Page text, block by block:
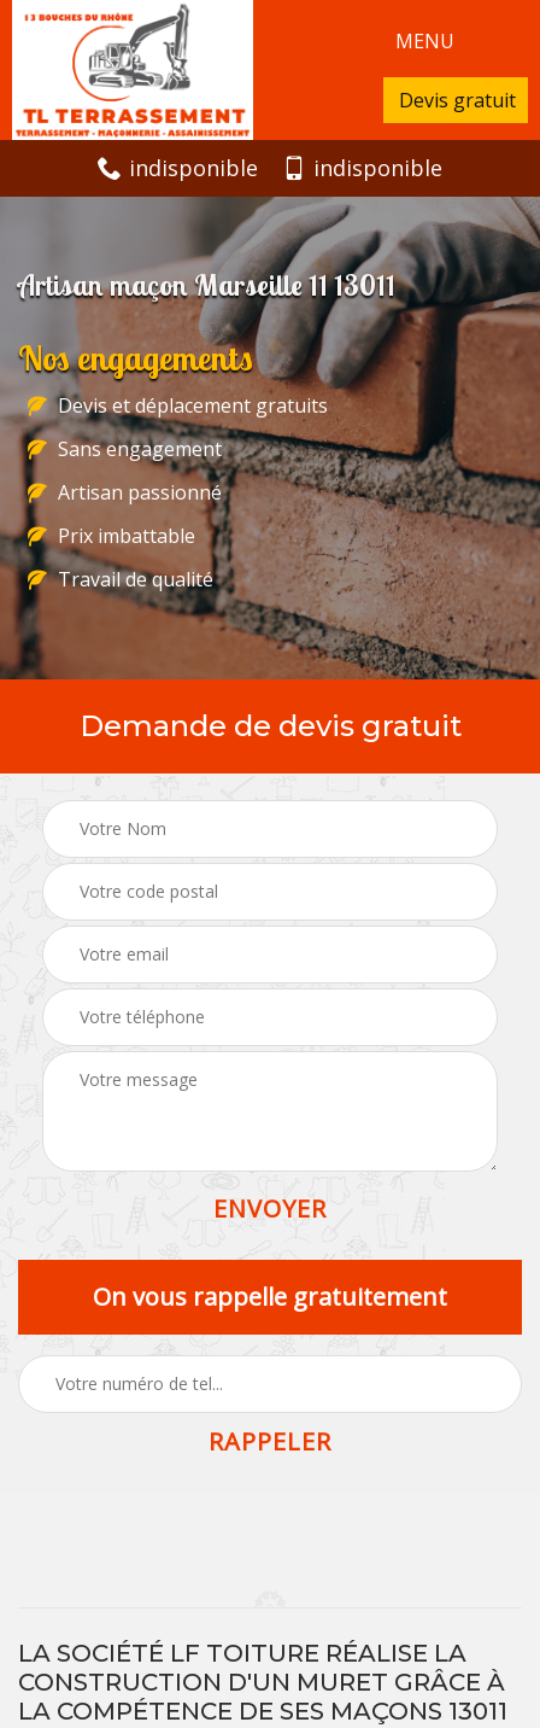
MENU
Devis gratuit
indisponible indisponible
Artisan maçon Marseille 11 13011
Nos engagements
Devis et déplacement gratuits
Sans engagement
Artisan passionné
Prix imbattable
Travail de qualité
Demande de devis gratuit
On vous rappelle gratuitement
LA SOCIÉTÉ LF TOITURE RÉALISE LA
CONSTRUCTION D'UN MURET GRÂCE À
LA COMPÉTENCE DE SES MAÇONS 13011